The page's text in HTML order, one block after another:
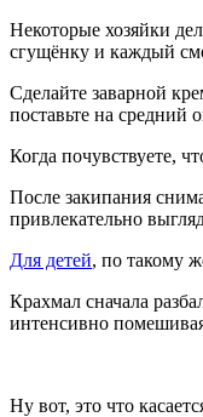
Некоторые хозяйки
сгущёнку и каждый
Сделайте заварной
поставьте на средний
Когда почувствуете,
После закипания
привлекательно
Для детей, по такому
Крахмал сначала
интенсивно
Ну вот, это что